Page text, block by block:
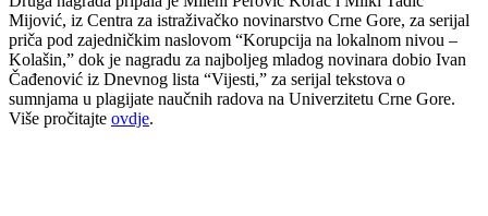
Mijović, iz Centra za istraživačko novinarstvo Crne Gore, za serijal
priča pod zajedničkim naslovom “Korupcija na lokalnom nivou –
Kolašin,” dok je nagradu za najboljeg mladog novinara dobio Ivan
Čađenović iz Dnevnog lista “Vijesti,” za serijal tekstova o
sumnjama u plagijate naučnih radova na Univerzitetu Crne Gore.
Više pročitajte ovdje.